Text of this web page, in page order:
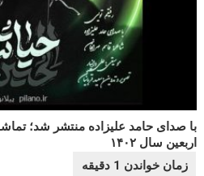
با صدای حامد علیزاده منتشر شد؛
اربعین سال ۱۴۰۲